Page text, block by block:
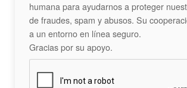
humana para ayudarnos a proteger
de fraudes, spam y abusos. Su
a un entorno en línea seguro.
Gracias por su apoyo.